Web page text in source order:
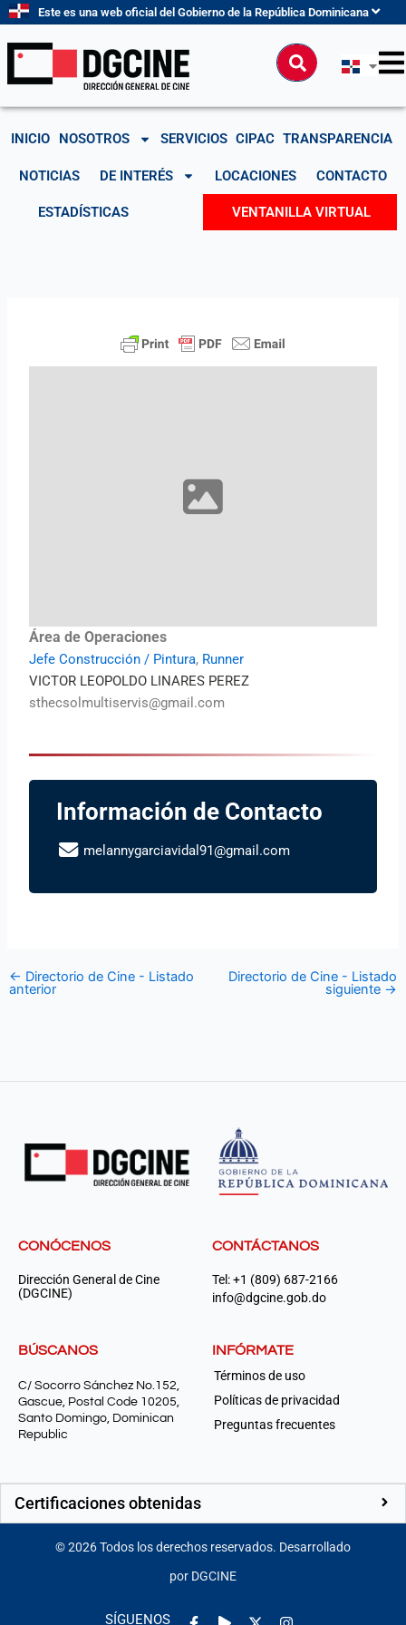
contenido
Este es una web oficial del Gobierno de la República Dominicana
Buscar
INICIO NOSOTROS SERVICIOS CIPAC TRANSPARENCIA
NOTICIAS DE INTERÉS LOCACIONES CONTACTO
ESTADÍSTICAS VENTANILLA VIRTUAL
Área de Operaciones
Jefe Construcción / Pintura, Runner
VICTOR LEOPOLDO LINARES PEREZ
sthecsolmultiservis@gmail.com
Información de Contacto
melannygarciavidal91@gmail.com
← Directorio de Cine - Listado
anterior
Directorio de Cine - Listado
siguiente →
CONÓCENOS
Dirección General de Cine
(DGCINE)
CONTÁCTANOS
Tel: +1 (809) 687-2166
info@dgcine.gob.do
BÚSCANOS
C/ Socorro Sánchez No.152,
Gascue, Postal Code 10205,
Santo Domingo, Dominican
Republic
INFÓRMATE
Términos de uso
Políticas de privacidad
Preguntas frecuentes
Certificaciones obtenidas
©2026Todos los derechos reservados. Desarrollado
por DGCINE
SÍGUENOS
Facebook-
Play Instagram